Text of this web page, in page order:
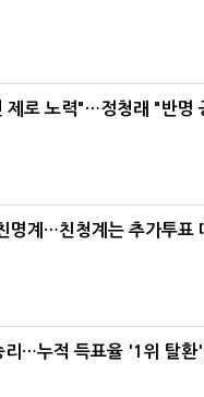
제로 노력"…정청래 "반명
명계…친청계는 추가투표
리…누적 득표율 '1위 탈환